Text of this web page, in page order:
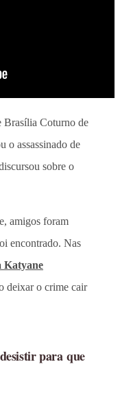
Brasília Coturno de
o assassinado de
sobre o
amigos foram
encontrado. Nas
Katyane
deixar o crime cair
para que